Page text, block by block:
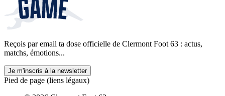
Reçois par email ta dose officielle de Clermont Foot 63 : actus,
matchs, émotions...
Je m'inscris à la newsletter
Pied de page (liens légaux)